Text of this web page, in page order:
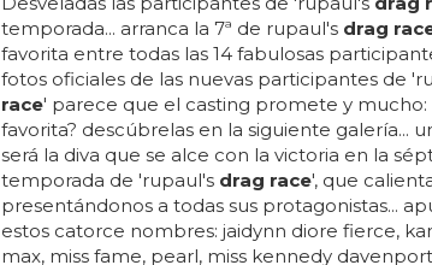
temporada... arranca la 7ª de rupaul's drag
favorita entre todas las 14 fabulosas
fotos oficiales de las nuevas participantes de
race' parece que el casting promete y mucho:
favorita? descúbrelas en la siguiente galería...
será la diva que se alce con la victoria en la
temporada de 'rupaul's drag race', que
presentándonos a todas sus protagonistas...
estos catorce nombres: jaidynn diore fierce,
max, miss fame, pearl, miss kennedy